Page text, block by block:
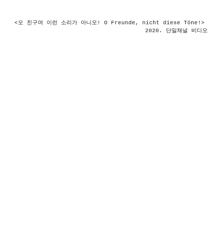
<오 친구여 이런 소리가 아니오! O Freunde, nicht diese Töne!>
2020. 단일채널 비디오